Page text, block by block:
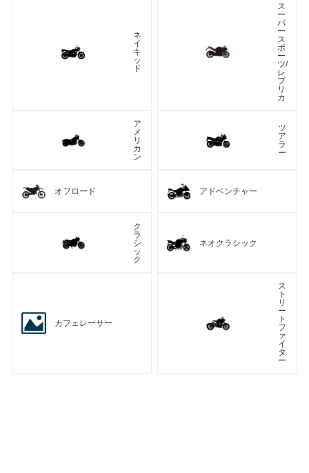
ネ
イ
キ
ッ
ド
ス
ー
パ
ー
ス
ポ
ー
ツ/
レ
プ
リ
カ
ア
メ
リ
カ
ン
ツ
ア
ラ
ー
オフロード アドベンチャー
ク
ラ
シ
ッ
ク
ネオクラシック
カフェレーサー
ス
ト
リ
ー
ト
フ
ァ
イ
タ
ー